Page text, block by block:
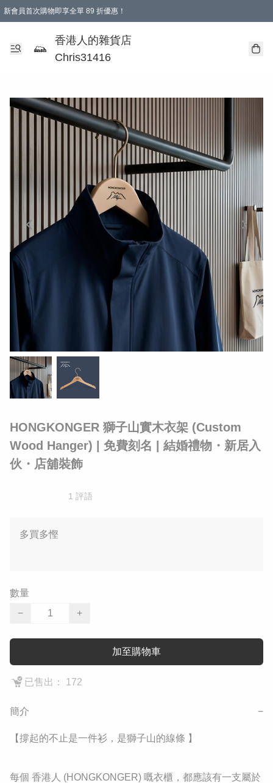
新會員首次購物即享全單 89 折優惠！
購物滿 HKD 499.00即享免運費優惠！（適用於 本地送貨、本地取貨 )
【滿 $300 專屬驚喜：無聲信物（最後一批）】
香港人的雜貨店
Chris31416
HONGKONGER 獅子山實木衣架 (Custom
Wood Hanger) | 免費刻名 | 結婚禮物・新居入
伙・店舖裝飾
1 評語
多買多慳
數量
−
+
加至購物車
已售出： 172
簡介 −
​【撐起的不止是一件衫，是獅子山的線條 】
​每個 香港人 (HONGKONGER) 嘅衣櫃，都應該有一支屬於